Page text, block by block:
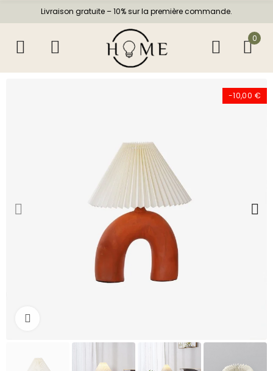
Livraison gratuite – 10% sur la première commande.
0
-10,00 €